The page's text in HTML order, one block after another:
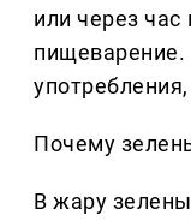
или через
пищеварение.
Почему
В жару